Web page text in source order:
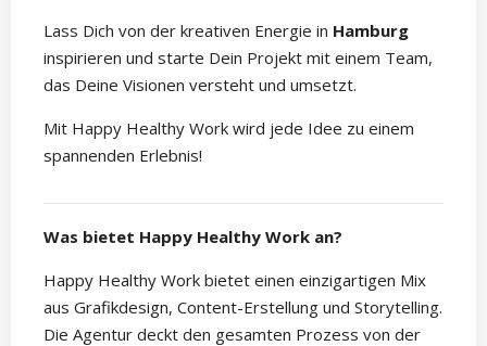
Lass Dich von der kreativen Energie in Hamburg
inspirieren und starte Dein Projekt mit einem Team,
das Deine Visionen versteht und umsetzt.
Mit Happy Healthy Work wird jede Idee zu einem
spannenden Erlebnis!
Was bietet Happy Healthy Work an?
Happy Healthy Work bietet einen einzigartigen Mix
aus Grafikdesign, Content-Erstellung und Storytelling.
Die Agentur deckt den gesamten Prozess von der